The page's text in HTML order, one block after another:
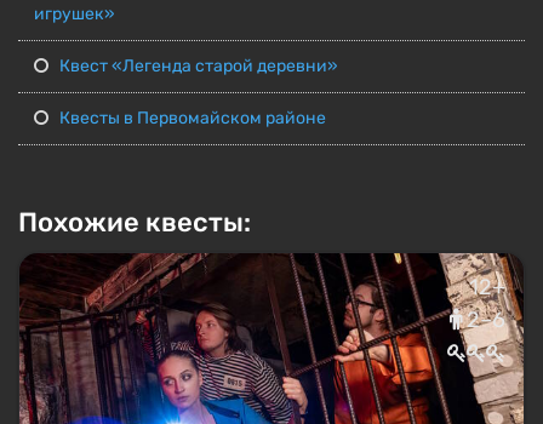
игрушек»
Квест «Легенда старой деревни»
Квесты в Первомайском районе
Похожие квесты:
12+
2–6